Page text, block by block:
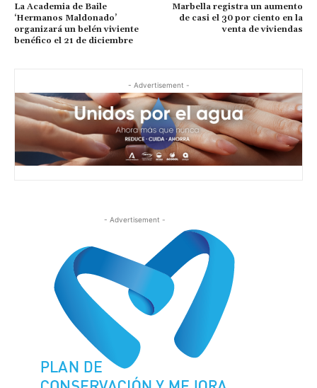
La Academia de Baile
‘Hermanos Maldonado’
organizará un belén viviente
benéfico el 21 de diciembre
Marbella registra un aumento
de casi el 30 por ciento en la
venta de viviendas
- Advertisement -
- Advertisement -